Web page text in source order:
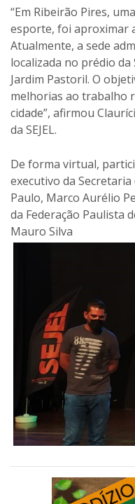
“Em Ribeirão Pires,
esporte, foi aproximar
Atualmente, a sede
localizada no prédio da
Jardim Pastoril. O
melhorias ao trabalho
cidade”, afirmou
da SEJEL.
De forma virtual,
executivo da
Paulo, Marco Aurélio
da Federação Paulista
Mauro Silva